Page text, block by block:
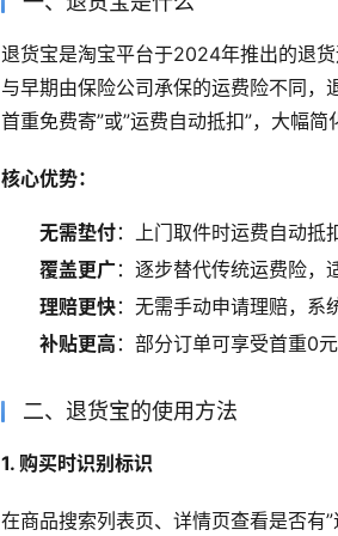
退货宝是淘宝平台于2024年推出的退
与早期由保险公司承保的运费险不同，
首重免费寄”或”运费自动抵扣”，大幅
核心优势：
无需垫付：上门取件时运费自动抵
覆盖更广：逐步替代传统运费险，
理赔更快：无需手动申请理赔，系
补贴更高 ：部分订单可享受首重0
二、退货宝的使用方法
1. 购买时识别标识
在商品搜索列表页、详情页查看是否有